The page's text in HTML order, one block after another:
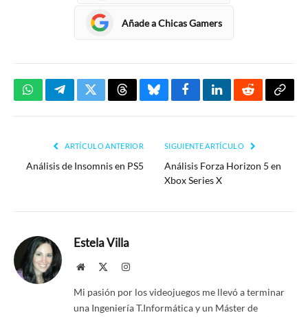
Añade a Chicas Gamers
WhatsAppTelegramTwitterThreadsBlueskyFacebookLinkedInReddit
ARTÍCULO ANTERIOR
Análisis de Insomnis en PS5
SIGUIENTE ARTÍCULO
Análisis Forza Horizon 5 en
Xbox Series X
Estela Villa
Website Instagram
Mi pasión por los videojuegos me llevó a terminar
una Ingeniería T.Informática y un Máster de